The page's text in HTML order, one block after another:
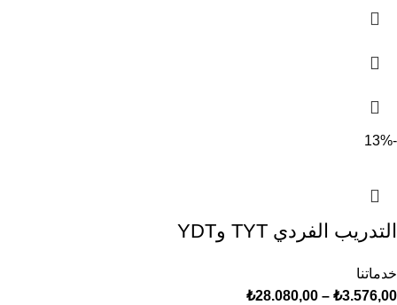
-13%
التدريب الفردي TYT وYDT
خدماتنا
₺3.576,00
–
₺28.080,00